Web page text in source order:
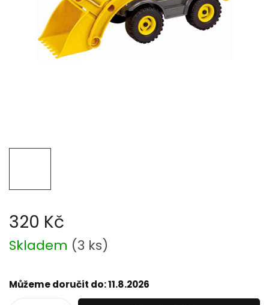
320 Kč
Měrná
cena:
Skladem (3 ks)
Můžeme doručit do:11.8.2026